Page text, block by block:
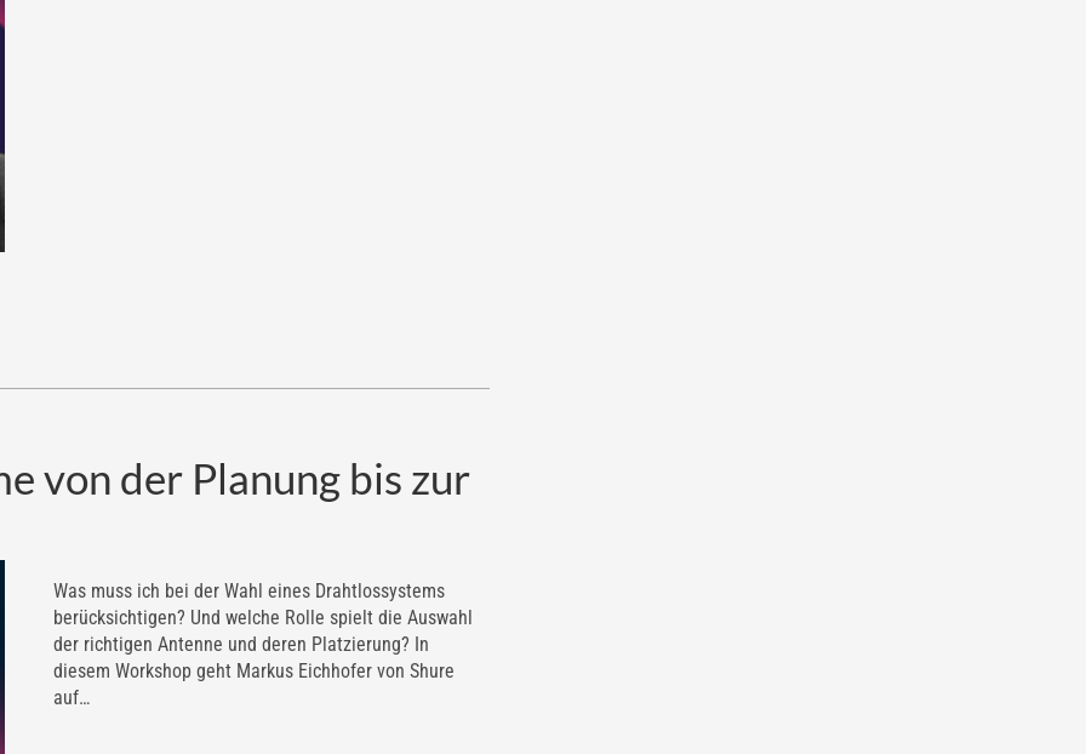
von der Planung bis zur
Was muss ich bei der Wahl eines Drahtlossystems
berücksichtigen? Und welche Rolle spielt die Auswahl
der richtigen Antenne und deren Platzierung? In
diesem Workshop geht Markus Eichhofer von Shure
auf…